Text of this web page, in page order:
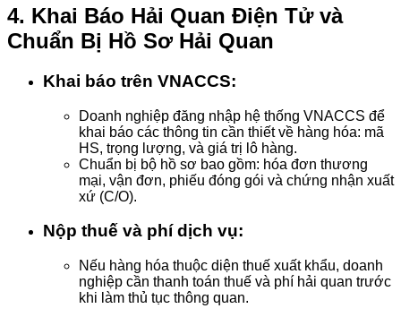
4. Khai Báo Hải Quan Điện Tử và
Chuẩn Bị Hồ Sơ Hải Quan
Khai báo trên VNACCS:
Doanh nghiệp đăng nhập hệ thống VNACCS để
khai báo các thông tin cần thiết về hàng hóa: mã
HS, trọng lượng, và giá trị lô hàng.
Chuẩn bị bộ hồ sơ bao gồm: hóa đơn thương
mại, vận đơn, phiếu đóng gói và chứng nhận xuất
xứ (C/O).
Nộp thuế và phí dịch vụ:
Nếu hàng hóa thuộc diện thuế xuất khẩu, doanh
nghiệp cần thanh toán thuế và phí hải quan trước
khi làm thủ tục thông quan.